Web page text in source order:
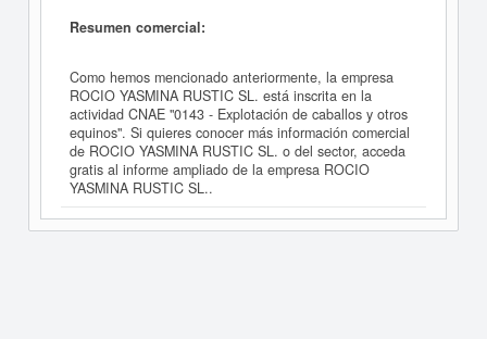
Resumen comercial:
Como hemos mencionado anteriormente, la empresa
ROCIO YASMINA RUSTIC SL. está inscrita en la
actividad CNAE "0143 - Explotación de caballos y otros
equinos". Si quieres conocer más información comercial
de ROCIO YASMINA RUSTIC SL. o del sector, acceda
gratis al informe ampliado de la empresa ROCIO
YASMINA RUSTIC SL..